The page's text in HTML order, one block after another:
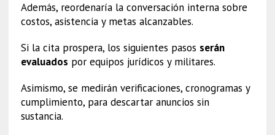
Además, reordenaría la conversación interna sobre
costos, asistencia y metas alcanzables.
Si la cita prospera, los siguientes pasos serán
evaluados por equipos jurídicos y militares.
Asimismo, se medirán verificaciones, cronogramas y
cumplimiento, para descartar anuncios sin
sustancia.